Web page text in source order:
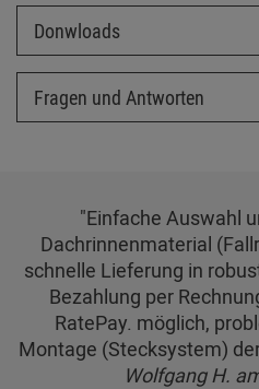
Donwloads
Fragen und Antworten
"Einfache Auswahl
Dachrinnenmaterial
schnelle Lieferung in
Bezahlung per
RatePay. möglich,
Montage (Stecksystem)
Wolfgang H.